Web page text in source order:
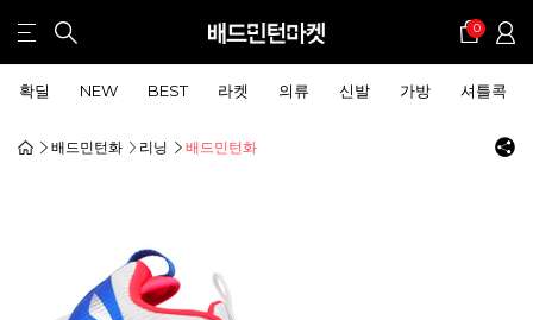
0
확딜 NEW BEST 라켓 의류 신발 가방 셔틀콕
배드민턴화 리닝 배드민턴화